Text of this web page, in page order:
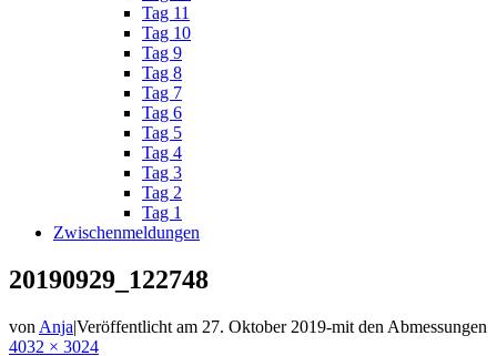
Tag 11
Tag 10
Tag 9
Tag 8
Tag 7
Tag 6
Tag 5
Tag 4
Tag 3
Tag 2
Tag 1
Zwischenmeldungen
20190929_122748
von Anja|Veröffentlicht am 27. Oktober 2019-mit den Abmessungen
4032 × 3024